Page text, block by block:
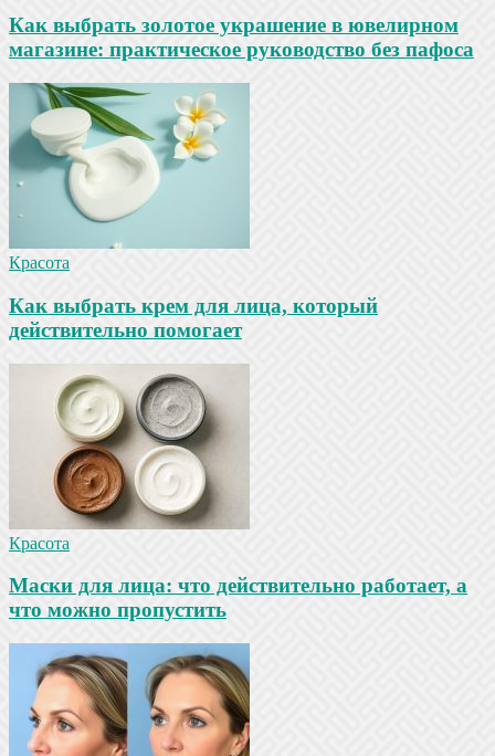
Как выбрать золотое украшение в ювелирном
магазине: практическое руководство без пафоса
Красота
Как выбрать крем для лица, который
действительно помогает
Красота
Маски для лица: что действительно работает, а
что можно пропустить